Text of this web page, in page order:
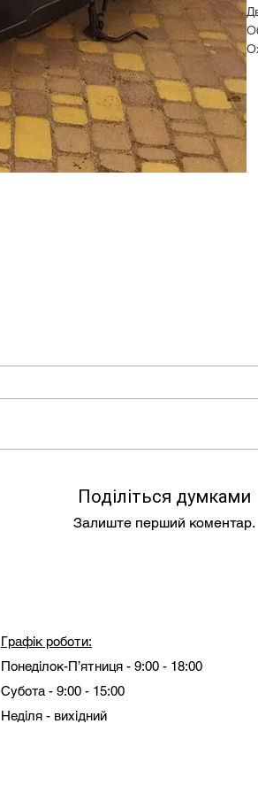
Поділіться думками
Залиште перший коментар.
Графік роботи:
Понеділок-П’ятниця - 9:00 - 18:00
Субота - 9:00 - 15:00
Неділя - вихідний